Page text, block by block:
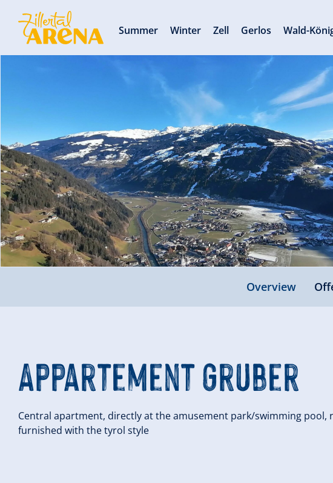
Overview
Appartement Gruber
Central apartment, directly at the amusement park/swimming pool,
furnished with the tyrol style
Summer Winter Zell Gerlos Wald-